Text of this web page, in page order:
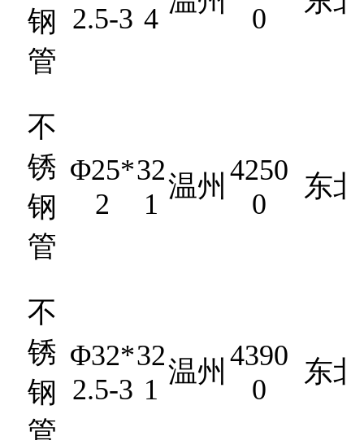
钢
管
2.5-3 4
0
不
锈
钢
管
Φ25*
2
32
1
温州 4250
0
东北
不
锈
钢
管
Φ32*
2.5-3
32
1
温州 4390
0
东北